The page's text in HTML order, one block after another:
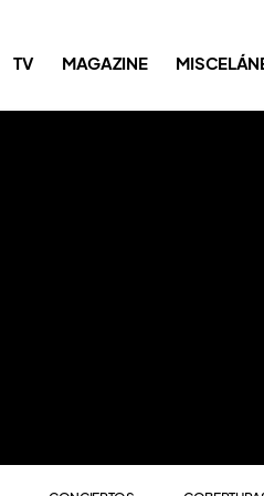
TV MAGAZINE